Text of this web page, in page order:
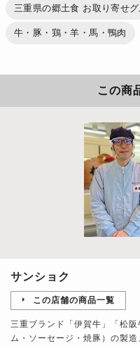
三重県の郷土食 お取り寄せグ
牛・豚・鶏・羊・馬・鴨肉
この商
サンショク
この店舗の商品一覧
三重ブランド「伊賀牛」「松
ム・ソーセージ・焼豚）の製造